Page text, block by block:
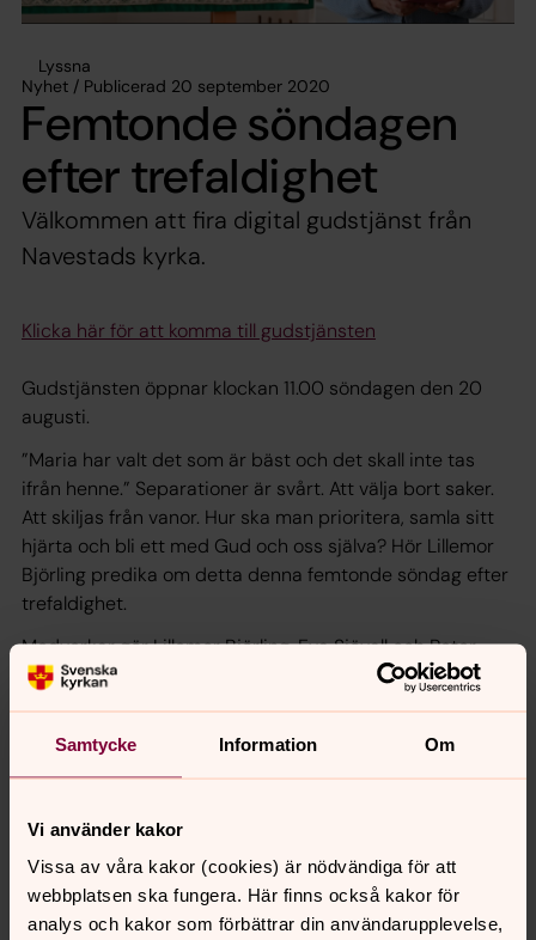
Samtycke Information Om
Vi använder kakor
Vissa av våra kakor (cookies) är nödvändiga för att
webbplatsen ska fungera. Här finns också kakor för
analys och kakor som förbättrar din användarupplevelse,
Lyssna
Nyhet / Publicerad 20 september 2020
Femtonde söndagen
efter trefaldighet
Välkommen att fira digital gudstjänst från
Navestads kyrka.
Klicka här för att komma till gudstjänsten
Gudstjänsten öppnar klockan 11.00 söndagen den 20
augusti.
”Maria har valt det som är bäst och det skall inte tas
ifrån henne.” Separationer är svårt. Att välja bort saker.
Att skiljas från vanor. Hur ska man prioritera, samla sitt
hjärta och bli ett med Gud och oss själva? Hör Lillemor
Björling predika om detta denna femtonde söndag efter
trefaldighet.
Medverkar gör Lillemor Björling, Eva Sjövall och Peter
Liljegren.
innehåll?
norrkoping@svenskakyrkan.se
Dela